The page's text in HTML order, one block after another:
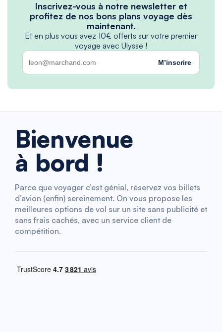
Inscrivez-vous à notre newsletter et
profitez de nos bons plans voyage dès
maintenant.
Et en plus vous avez 10€ offerts sur votre premier
voyage avec Ulysse !
M’inscrire
Bienvenue
à bord !
Parce que voyager c’est génial, réservez vos billets
d’avion (enfin) sereinement. On vous propose les
meilleures options de vol sur un site sans publicité et
sans frais cachés, avec un service client de
compétition.